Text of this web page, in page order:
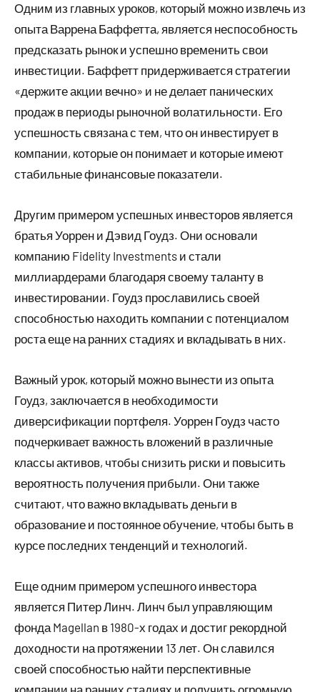
Одним из главных уроков, который можно извлечь из
опыта Варрена Баффетта, является неспособность
предсказать рынок и успешно временить свои
инвестиции. Баффетт придерживается стратегии
«держите акции вечно» и не делает панических
продаж в периоды рыночной волатильности. Его
успешность связана с тем, что он инвестирует в
компании, которые он понимает и которые имеют
стабильные финансовые показатели.
Другим примером успешных инвесторов является
братья Уоррен и Дэвид Гоудз. Они основали
компанию Fidelity Investments и стали
миллиардерами благодаря своему таланту в
инвестировании. Гоудз прославились своей
способностью находить компании с потенциалом
роста еще на ранних стадиях и вкладывать в них.
Важный урок, который можно вынести из опыта
Гоудз, заключается в необходимости
диверсификации портфеля. Уоррен Гоудз часто
подчеркивает важность вложений в различные
классы активов, чтобы снизить риски и повысить
вероятность получения прибыли. Они также
считают, что важно вкладывать деньги в
образование и постоянное обучение, чтобы быть в
курсе последних тенденций и технологий.
Еще одним примером успешного инвестора
является Питер Линч. Линч был управляющим
фонда Magellan в 1980-х годах и достиг рекордной
доходности на протяжении 13 лет. Он славился
своей способностью найти перспективные